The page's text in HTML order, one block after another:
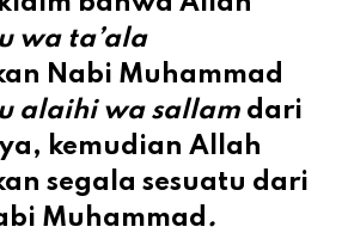
wa ta’ala
Nabi Muhammad
alaihi wa sallam dari
kemudian Allah
segala sesuatu dari
Muhammad .